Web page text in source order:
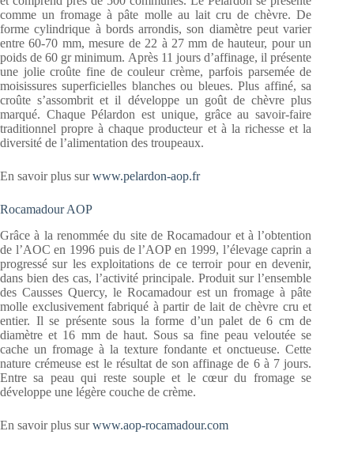
comme un fromage à pâte molle au lait cru de chèvre. De
forme cylindrique à bords arrondis, son diamètre peut varier
entre 60-70 mm, mesure de 22 à 27 mm de hauteur, pour un
poids de 60 gr minimum. Après 11 jours d’affinage, il présente
une jolie croûte fine de couleur crème, parfois parsemée de
moisissures superficielles blanches ou bleues. Plus affiné, sa
croûte s’assombrit et il développe un goût de chèvre plus
marqué. Chaque Pélardon est unique, grâce au savoir-faire
traditionnel propre à chaque producteur et à la richesse et la
diversité de l’alimentation des troupeaux.
En savoir plus surwww.pelardon-aop.fr
Rocamadour AOP
Grâce à la renommée du site de Rocamadour et à l’obtention
de l’AOC en 1996 puis de l’AOP en 1999, l’élevage caprin a
progressé sur les exploitations de ce terroir pour en devenir,
dans bien des cas, l’activité principale. Produit sur l’ensemble
des Causses Quercy, le Rocamadour est un fromage à pâte
molle exclusivement fabriqué à partir de lait de chèvre cru et
entier. Il se présente sous la forme d’un palet de 6 cm de
diamètre et 16 mm de haut. Sous sa fine peau veloutée se
cache un fromage à la texture fondante et onctueuse. Cette
nature crémeuse est le résultat de son affinage de 6 à 7 jours.
Entre sa peau qui reste souple et le cœur du fromage se
développe une légère couche de crème.
En savoir plus surwww.aop-rocamadour.com